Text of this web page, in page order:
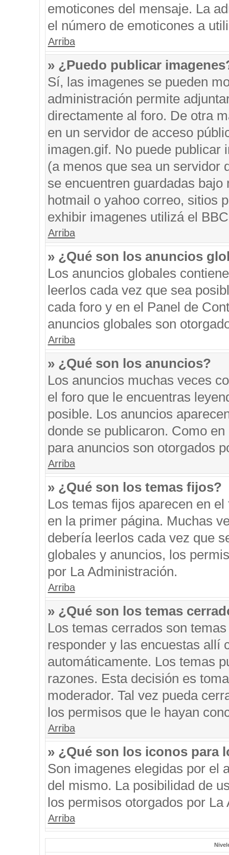
emoticones del mensaje. La
el número de emoticones a
Arriba
» ¿Puedo publicar
Sí, las imagenes se pueden
administración permite
directamente al foro. De otra
en un servidor de acceso
imagen.gif. No puede publicar
(a menos que sea un servidor
se encuentren guardadas
hotmail o yahoo correo, sitios
exhibir imagenes utilizá el
Arriba
» ¿Qué son los anuncios
Los anuncios globales
leerlos cada vez que sea
cada foro y en el Panel de
anuncios globales son
Arriba
» ¿Qué son los anuncios?
Los anuncios muchas veces
el foro que le encuentras
posible. Los anuncios
donde se publicaron. Como
para anuncios son otorgados
Arriba
» ¿Qué son los temas fijos?
Los temas fijos aparecen en
en la primer página. Muchas
debería leerlos cada vez que
globales y anuncios, los
por La Administración.
Arriba
» ¿Qué son los temas
Los temas cerrados son
responder y las encuestas allí
automáticamente. Los temas
razones. Esta decisión es
moderador. Tal vez pueda
los permisos que le hayan
Arriba
» ¿Qué son los iconos para
Son imagenes elegidas por el
del mismo. La posibilidad de
los permisos otorgados por La
Arriba